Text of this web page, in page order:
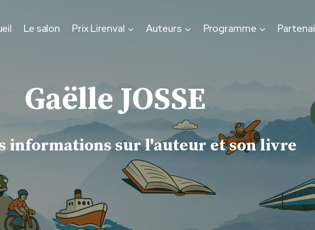
Le salon Prix Lirenval Auteurs Programme
Gaëlle JOSSE
informations sur l'auteur et son livre